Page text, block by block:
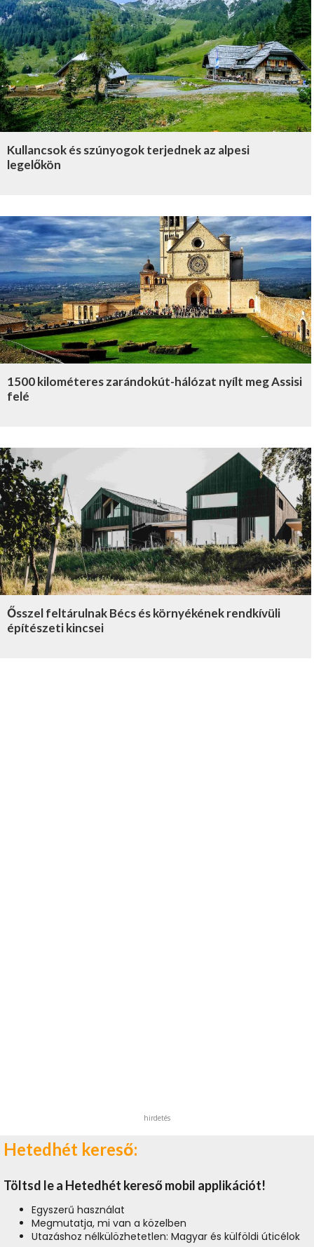
Kullancsok és szúnyogok terjednek az alpesi
legelőkön
1500 kilométeres zarándokút-hálózat nyílt meg Assisi
felé
Ősszel feltárulnak Bécs és környékének rendkívüli
építészeti kincsei
hirdetés
Hetedhét kereső:
Töltsd le a Hetedhét kereső mobil applikációt!
Egyszerű használat
Megmutatja, mi van a közelben
Utazáshoz nélkülözhetetlen: Magyar és külföldi úticélok